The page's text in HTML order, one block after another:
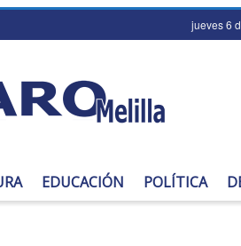
jueves 6
EDUCACIÓN POLÍTICA